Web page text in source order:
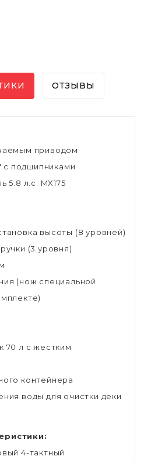
ОТЗЫВЫ
приводом
с подшипниками
5.8 л.с. MX175
высоты (8 уровней)
(3 уровня)
(нож специальной
70 л с жестким
контейнера
воды для очистки деки
4-тактный